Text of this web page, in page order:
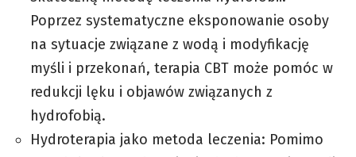
Poprzez systematyczne eksponowanie osoby
na sytuacje związane z wodą i modyfikację
myśli i przekonań, terapia CBT może pomóc w
redukcji lęku i objawów związanych z
hydrofobią.
Hydroterapia jako metoda leczenia: Pomimo